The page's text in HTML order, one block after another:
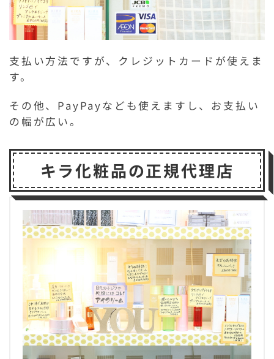
支払い方法ですが、クレジットカードが使えま
す。
その他、PayPayなども使えますし、お支払い
の幅が広い。
キラ化粧品の正規代理店